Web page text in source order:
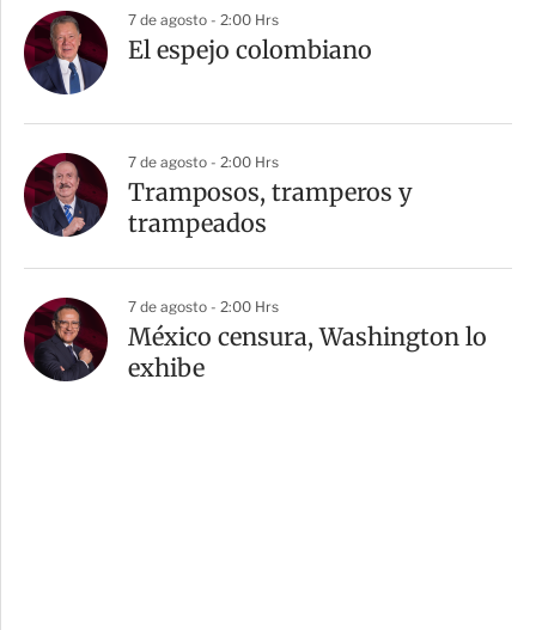
7 de agosto - 2:00 Hrs
El espejo colombiano
7 de agosto - 2:00 Hrs
Tramposos, tramperos y
trampeados
7 de agosto - 2:00 Hrs
México censura, Washington lo
exhibe